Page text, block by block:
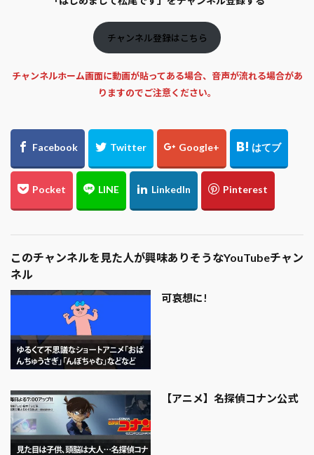
チャンネル登録はこちら
チャンネルホーム画面に動画が貼ってある場合、音声が流れる場合があ
りますのでご注意ください。
このチャンネルを見た人が興味ありそうなYouTubeチャン
ネル
可哀想に!
【アニメ】名探偵コナン公式